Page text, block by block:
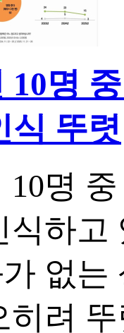
10명
식 뚜렷
10명
식하고
없는
히려